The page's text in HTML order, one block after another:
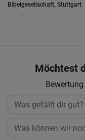
Bibelgesellschaft, Stuttgart
Möchtest